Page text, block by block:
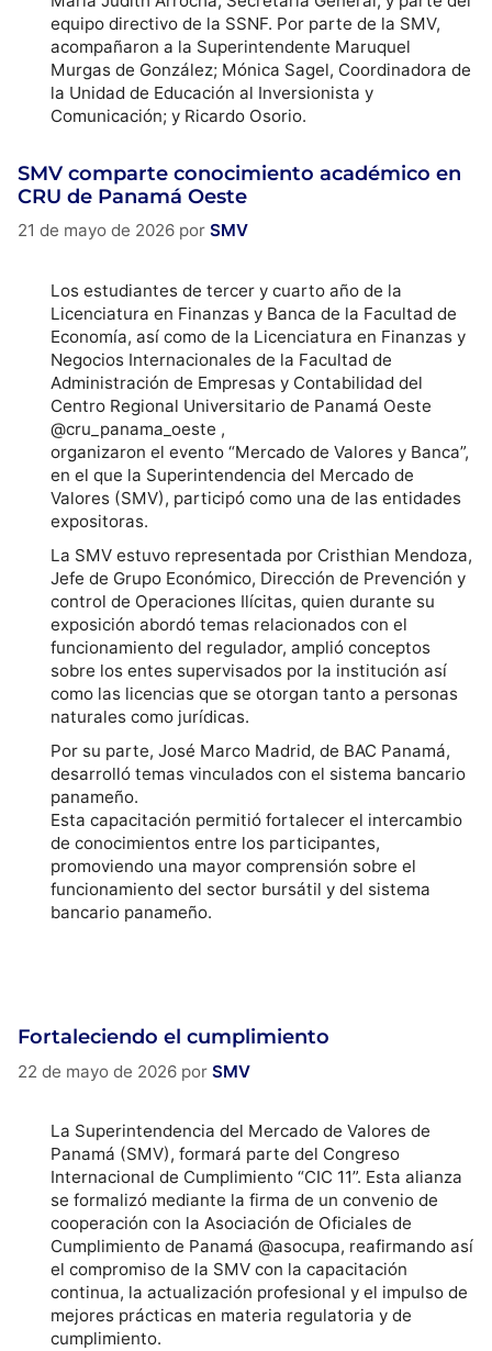
equipo directivo de la SSNF. Por parte de la SMV,
acompañaron a la Superintendente Maruquel
Murgas de González; Mónica Sagel, Coordinadora de
la Unidad de Educación al Inversionista y
Comunicación; y Ricardo Osorio.
SMV comparte conocimiento académico en
CRU de Panamá Oeste
21 de mayo de 2026 por SMV
Los estudiantes de tercer y cuarto año de la
Licenciatura en Finanzas y Banca de la Facultad de
Economía, así como de la Licenciatura en Finanzas y
Negocios Internacionales de la Facultad de
Administración de Empresas y Contabilidad del
Centro Regional Universitario de Panamá Oeste
@cru_panama_oeste ,
organizaron el evento “Mercado de Valores y Banca”,
en el que la Superintendencia del Mercado de
Valores (SMV), participó como una de las entidades
expositoras.
La SMV estuvo representada por Cristhian Mendoza,
Jefe de Grupo Económico, Dirección de Prevención y
control de Operaciones Ilícitas, quien durante su
exposición abordó temas relacionados con el
funcionamiento del regulador, amplió conceptos
sobre los entes supervisados por la institución así
como las licencias que se otorgan tanto a personas
naturales como jurídicas.
Por su parte, José Marco Madrid, de BAC Panamá,
desarrolló temas vinculados con el sistema bancario
panameño.
Esta capacitación permitió fortalecer el intercambio
de conocimientos entre los participantes,
promoviendo una mayor comprensión sobre el
funcionamiento del sector bursátil y del sistema
bancario panameño.
Fortaleciendo el cumplimiento
22 de mayo de 2026 por SMV
La Superintendencia del Mercado de Valores de
Panamá (SMV), formará parte del Congreso
Internacional de Cumplimiento “CIC 11”. Esta alianza
se formalizó mediante la firma de un convenio de
cooperación con la Asociación de Oficiales de
Cumplimiento de Panamá @asocupa, reafirmando así
el compromiso de la SMV con la capacitación
continua, la actualización profesional y el impulso de
mejores prácticas en materia regulatoria y de
cumplimiento.